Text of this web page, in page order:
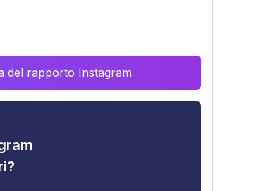
del rapporto Instagram